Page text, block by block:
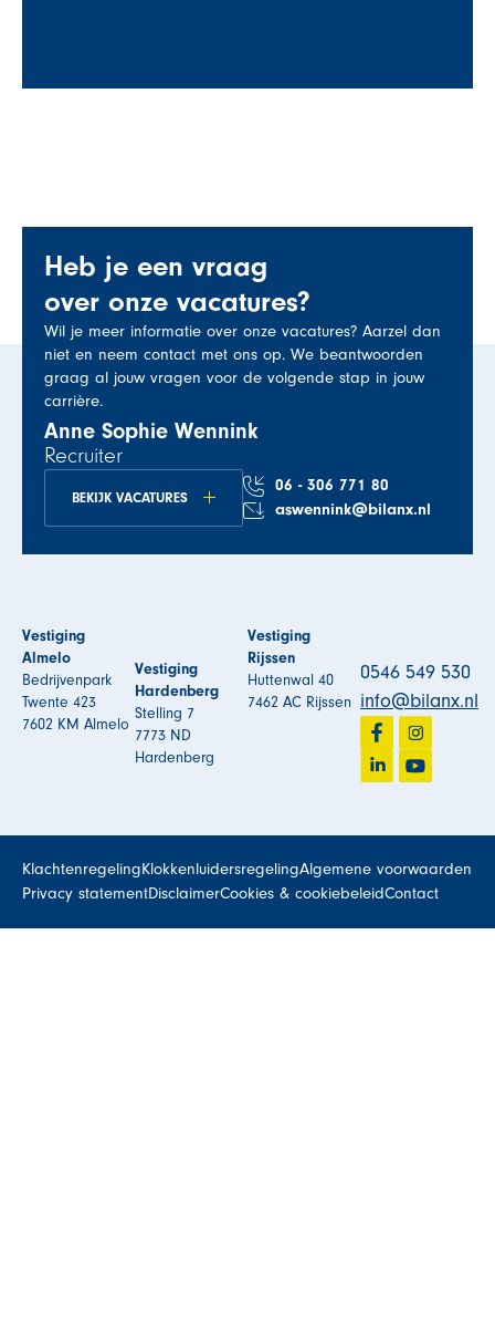
Heb je een vraag
over onze vacatures?
Wil je meer informatie over onze vacatures? Aarzel dan
niet en neem contact met ons op. We beantwoorden
graag al jouw vragen voor de volgende stap in jouw
carrière.
Anne Sophie Wennink
Recruiter
BEKIJK VACATURES
06 - 306 771 80
aswennink@bilanx.nl
Vestiging
Almelo
Bedrijvenpark
Twente 423
7602 KM Almelo
Vestiging
Hardenberg
Stelling 7
7773 ND
Hardenberg
Vestiging
Rijssen
Huttenwal 40
7462 AC Rijssen
0546 549 530
info@bilanx.nl
KlachtenregelingKlokkenluidersregelingAlgemene voorwaarden
Privacy statementDisclaimerCookies & cookiebeleidContact